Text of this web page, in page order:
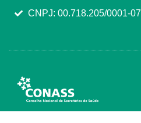
CNPJ: 00.718.205/0001-07